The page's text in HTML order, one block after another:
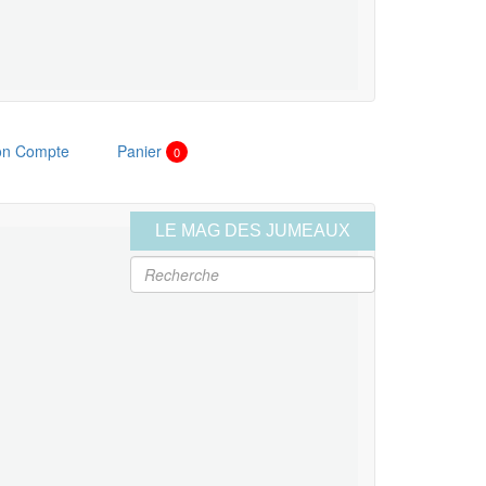
Compte Panier 0
LE MAG DES JUMEAUX